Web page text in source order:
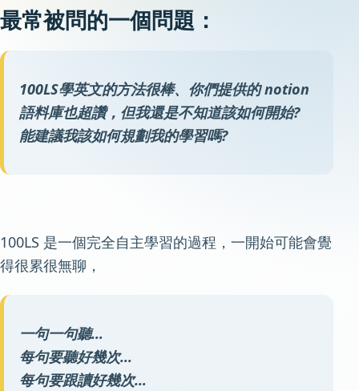
最常被問的一個問題：
100LS學英文的方法很棒、你們提供的 notion
語料庫也超讚，但我還是不知道該如何開始?
能建議我該如何規劃我的學習嗎?
100LS 是一個完全自主學習的過程，一開始可能會覺
得很累很無聊，
一句一句聽…
每句要聽好幾次…
每句要跟讀好幾次…